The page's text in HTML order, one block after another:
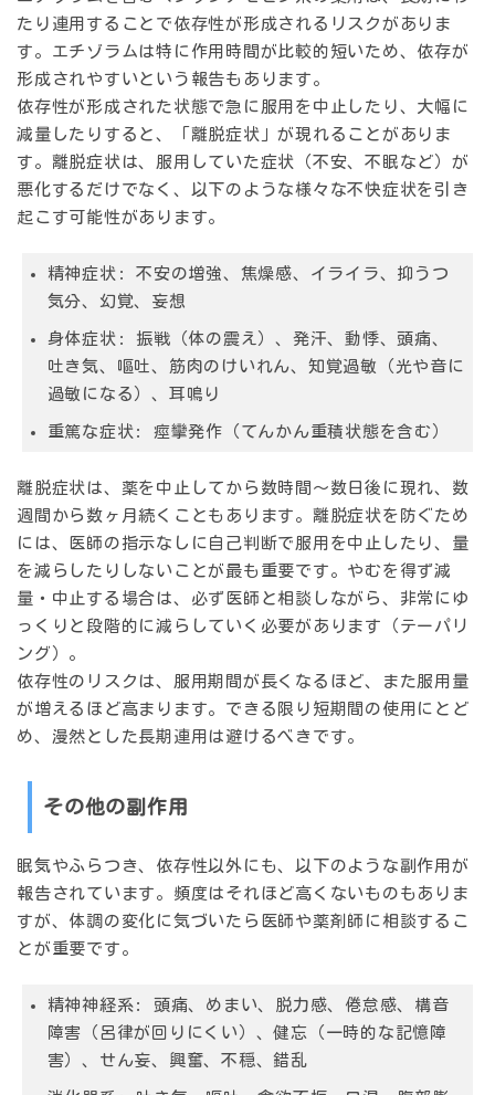
たり連用することで依存性が形成されるリスクがありま
す。エチゾラムは特に作用時間が比較的短いため、依存が
形成されやすいという報告もあります。
依存性が形成された状態で急に服用を中止したり、大幅に
減量したりすると、「離脱症状」が現れることがありま
す。離脱症状は、服用していた症状（不安、不眠など）が
悪化するだけでなく、以下のような様々な不快症状を引き
起こす可能性があります。
精神症状 : 不安の増強、焦燥感、イライラ、抑うつ
気分、幻覚、妄想
身体症状 : 振戦（体の震え）、発汗、動悸、頭痛、
吐き気、嘔吐、筋肉のけいれん、知覚過敏（光や音に
過敏になる）、耳鳴り
重篤な症状 : 痙攣発作（てんかん重積状態を含む）
離脱症状は、薬を中止してから数時間～数日後に現れ、数
週間から数ヶ月続くこともあります。離脱症状を防ぐため
には、医師の指示なしに自己判断で服用を中止したり、量
を減らしたりしないことが最も重要です。やむを得ず減
量・中止する場合は、必ず医師と相談しながら、非常にゆ
っくりと段階的に減らしていく必要があります（テーパリ
ング）。
依存性のリスクは、服用期間が長くなるほど、また服用量
が増えるほど高まります。できる限り短期間の使用にとど
め、漫然とした長期連用は避けるべきです。
その他の副作用
眠気やふらつき、依存性以外にも、以下のような副作用が
報告されています。頻度はそれほど高くないものもありま
すが、体調の変化に気づいたら医師や薬剤師に相談するこ
とが重要です。
精神神経系 : 頭痛、めまい、脱力感、倦怠感、構音
障害（呂律が回りにくい）、健忘（一時的な記憶障
害）、せん妄、興奮、不穏、錯乱